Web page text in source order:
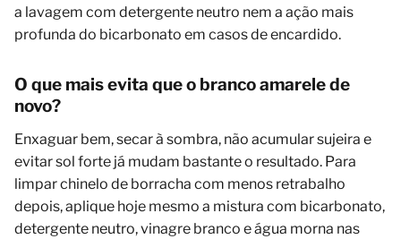
a lavagem com detergente neutro nem a ação mais
profunda do bicarbonato em casos de encardido.
O que mais evita que o branco amarele de
novo?
Enxaguar bem, secar à sombra, não acumular sujeira e
evitar sol forte já mudam bastante o resultado. Para
limpar chinelo de borracha com menos retrabalho
depois, aplique hoje mesmo a mistura com bicarbonato,
detergente neutro, vinagre branco e água morna nas